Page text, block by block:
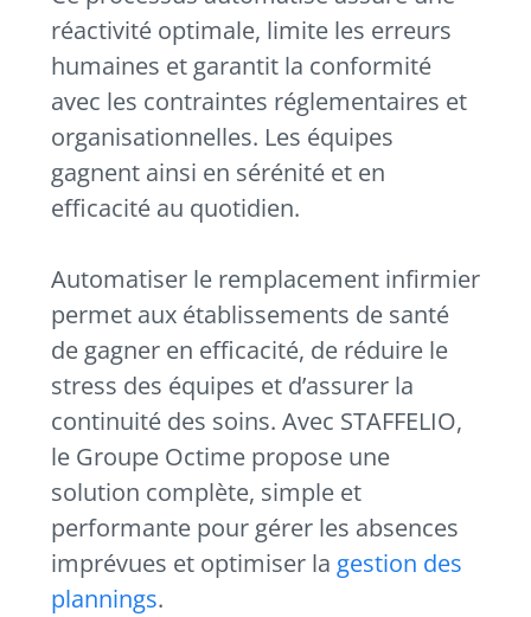
réactivité optimale, limite les erreurs
humaines et garantit la conformité
avec les contraintes réglementaires et
organisationnelles. Les équipes
gagnent ainsi en sérénité et en
efficacité au quotidien.
Automatiser le remplacement infirmier
permet aux établissements de santé
de gagner en efficacité, de réduire le
stress des équipes et d’assurer la
continuité des soins. Avec STAFFELIO,
le Groupe Octime propose une
solution complète, simple et
performante pour gérer les absences
imprévues et optimiser la gestion des
plannings.